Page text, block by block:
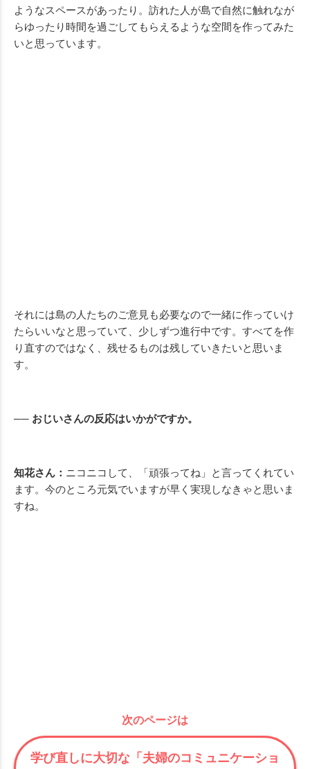
ようなスペースがあったり。訪れた人が島で自然に触れなが
らゆったり時間を過ごしてもらえるような空間を作ってみた
いと思っています。
それには島の人たちのご意見も必要なので一緒に作っていけ
たらいいなと思っていて、少しずつ進行中です。すべてを作
り直すのではなく、残せるものは残していきたいと思いま
す。
── おじいさんの反応はいかがですか。
知花さん： ニコニコして、「頑張ってね」と言ってくれてい
ます。今のところ元気でいますが早く実現しなきゃと思いま
すね。
次のページは
学び直しに大切な「夫婦のコミュニケーショ